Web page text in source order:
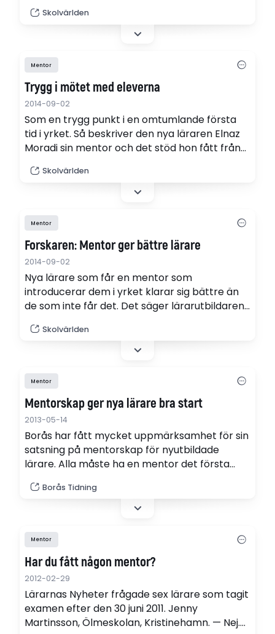
Almgren, Lärarnas Riksförbund.
Skolvärlden
Mentor
Trygg i mötet med eleverna
2014-09-02
Som en trygg punkt i en omtumlande första
tid i yrket. Så beskriver den nya läraren Elnaz
Moradi sin mentor och det stöd hon fått från
mentorn också har mycket att vinna.
Skolvärlden
Mentor
Forskaren: Mentor ger bättre lärare
2014-09-02
Nya lärare som får en mentor som
introducerar dem i yrket klarar sig bättre än
de som inte får det. Det säger lärarutbildaren
Skolvärlden
Mentor
Mentorskap ger nya lärare bra start
2013-05-14
Borås har fått mycket uppmärksamhet för sin
satsning på mentorskap för nyutbildade
lärare. Alla måste ha en mentor det första
kunna sätta betyg och ha möjlighet till en fast
Borås Tidning
Mentor
Har du fått någon mentor?
2012-02-29
Lärarnas Nyheter frågade sex lärare som tagit
examen efter den 30 juni 2011. Jenny
Martinsson, Ölmeskolan, Kristinehamn. — Nej.